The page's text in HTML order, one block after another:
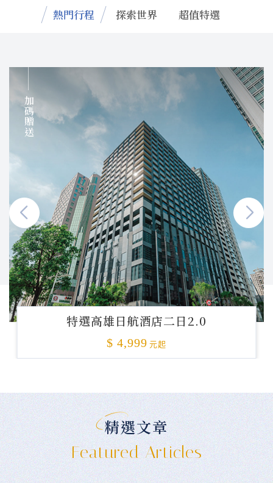
熱門行程 探索世界 超值特選
加碼贈送
特選高雄日航酒店二日2.0
$ 4,999 元起
精選文章
Featured Articles